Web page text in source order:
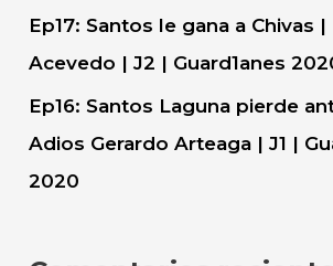
Ep17: Santos le gana a Chivas
Acevedo | J2 | Guard1anes
Ep16: Santos Laguna pierde
Adios Gerardo Arteaga | J1 |
2020